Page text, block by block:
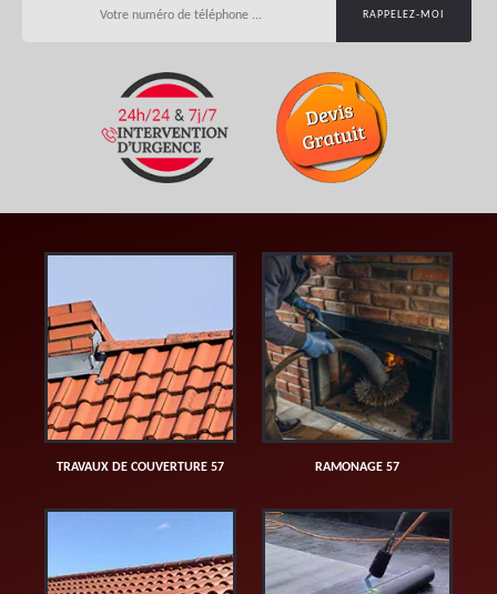
TRAVAUX DE COUVERTURE 57 RAMONAGE 57